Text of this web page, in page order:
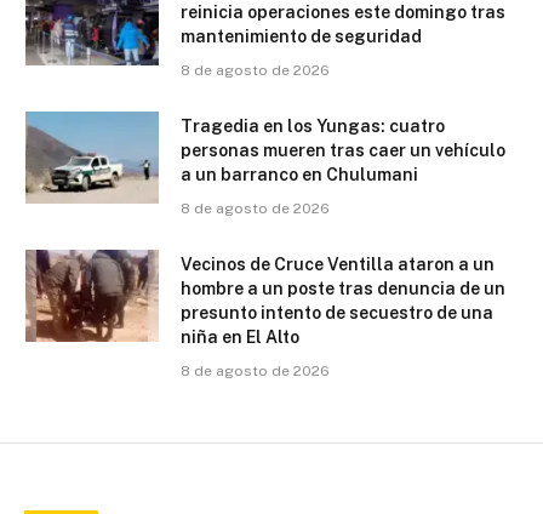
reinicia operaciones este domingo tras
mantenimiento de seguridad
8 de agosto de 2026
Tragedia en los Yungas: cuatro
personas mueren tras caer un vehículo
a un barranco en Chulumani
8 de agosto de 2026
Vecinos de Cruce Ventilla ataron a un
hombre a un poste tras denuncia de un
presunto intento de secuestro de una
niña en El Alto
8 de agosto de 2026